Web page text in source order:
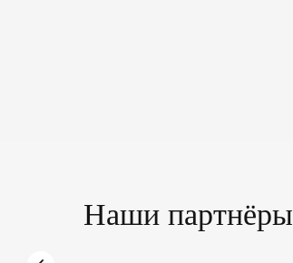
Наши партнёры